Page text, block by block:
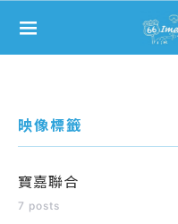
Search for:
映像標籤
寶嘉聯合
7 posts